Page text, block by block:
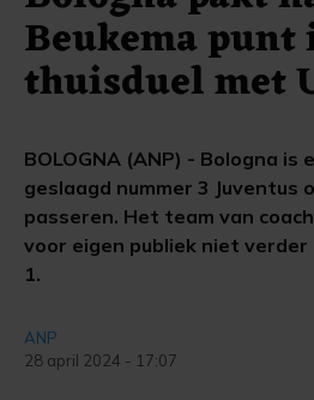
Beukema punt
thuisduel met
BOLOGNA (ANP) - Bologna is
geslaagd nummer 3 Juventus
passeren. Het team van
voor eigen publiek niet verder
1.
ANP
28 april 2024 - 17:07